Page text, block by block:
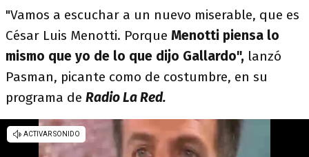
"Vamos a escuchar a un nuevo miserable, que es
César Luis Menotti. Porque Menotti piensa lo
mismo que yo de lo que dijo Gallardo", lanzó
Pasman, picante como de costumbre, en su
programa de Radio La Red.